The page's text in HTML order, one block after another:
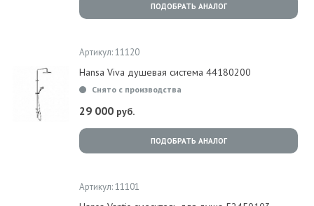
ПОДОБРАТЬ АНАЛОГ
Артикул: 11120
Hansa Viva душевая система 44180200
Снято с производства
29 000 руб.
ПОДОБРАТЬ АНАЛОГ
Артикул: 11101